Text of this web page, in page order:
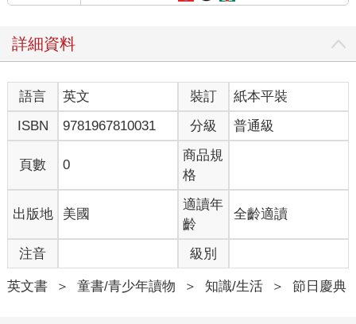
詳細資料
語言 英文 裝訂
紙本平裝
ISBN
9781967810031 分級 普通級
頁數 0
商品規
格
出版地 美國
適讀年
齡
全齡適讀
注音 級別
英文書 ＞ 童書/青少年讀物 ＞ 知識/生活 ＞ 節日慶典